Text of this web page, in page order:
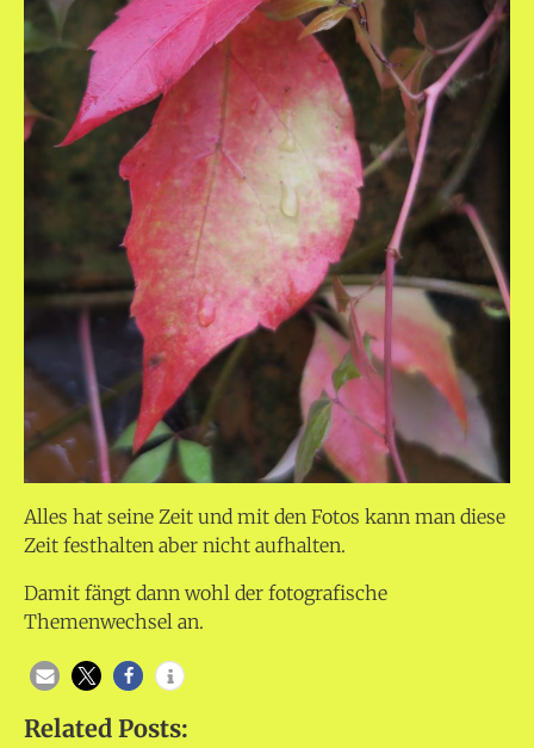
Alles hat seine Zeit und mit den Fotos kann man diese
Zeit festhalten aber nicht aufhalten.
Damit fängt dann wohl der fotografische
Themenwechsel an.
Related Posts: